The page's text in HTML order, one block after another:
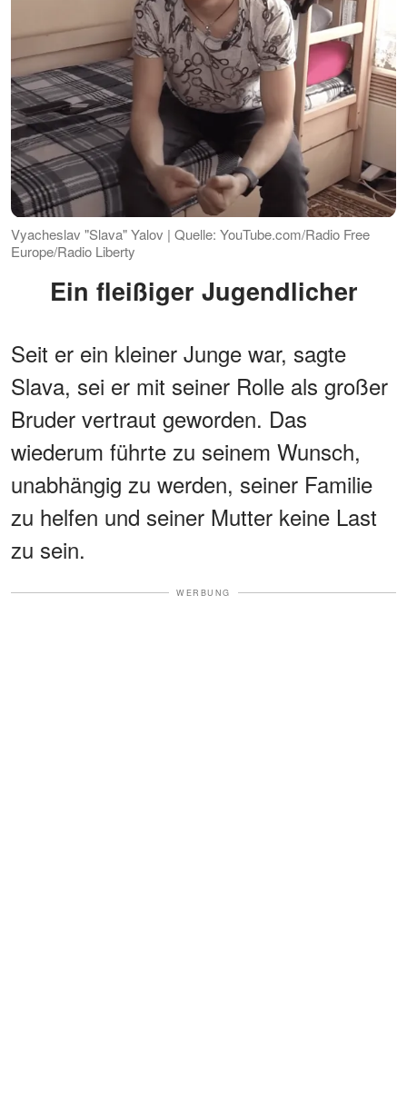
Vyacheslav "Slava" Yalov | Quelle: YouTube.com/Radio Free
Europe/Radio Liberty
Ein fleißiger Jugendlicher
Seit er ein kleiner Junge war, sagte
Slava, sei er mit seiner Rolle als großer
Bruder vertraut geworden. Das
wiederum führte zu seinem Wunsch,
unabhängig zu werden, seiner Familie
zu helfen und seiner Mutter keine Last
zu sein.
WERBUNG